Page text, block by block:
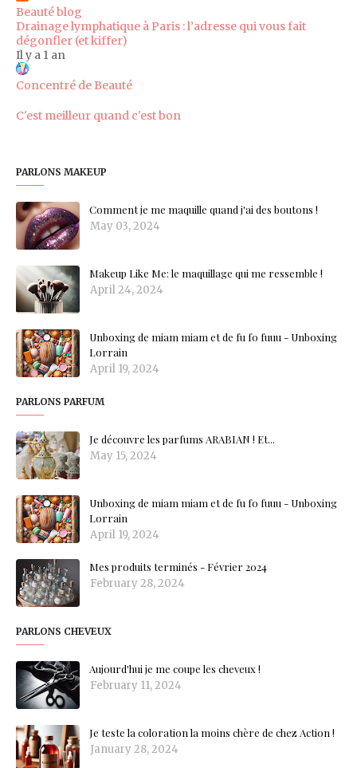
Beauté blog
Drainage lymphatique à Paris : l’adresse qui vous fait
dégonfler (et kiffer)
Il y a 1 an
Concentré de Beauté
C'est meilleur quand c'est bon
PARLONS MAKEUP
Comment je me maquille quand j'ai des boutons !
May 03, 2024
Makeup Like Me: le maquillage qui me ressemble !
April 24, 2024
Unboxing de miam miam et de fu fo fuuu - Unboxing
Lorrain
April 19, 2024
PARLONS PARFUM
Je découvre les parfums ARABIAN ! Et...
May 15, 2024
Unboxing de miam miam et de fu fo fuuu - Unboxing
Lorrain
April 19, 2024
Mes produits terminés - Février 2024
February 28, 2024
PARLONS CHEVEUX
Aujourd'hui je me coupe les cheveux !
February 11, 2024
Je teste la coloration la moins chère de chez Action !
January 28, 2024